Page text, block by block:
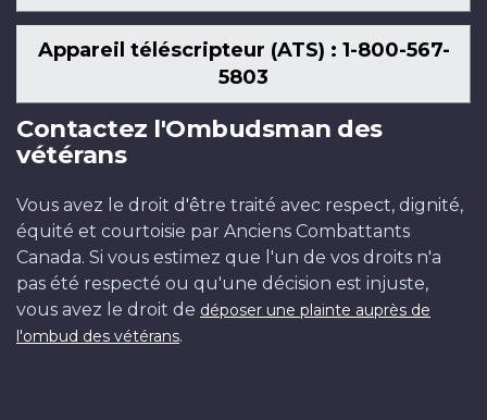
Appareil téléscripteur (ATS) : 1-800-567-
5803
Contactez l'Ombudsman des
vétérans
Vous avez le droit d'être traité avec respect, dignité,
équité et courtoisie par Anciens Combattants
Canada. Si vous estimez que l'un de vos droits n'a
pas été respecté ou qu'une décision est injuste,
vous avez le droit de déposer une plainte auprès de
l'ombud des vétérans.